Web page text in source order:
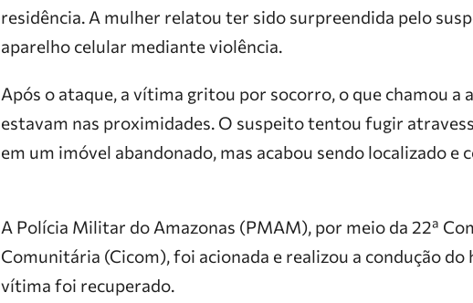
residência. A mulher relatou ter sido surpreendida pelo
aparelho celular mediante violência.
Após o ataque, a vítima gritou por socorro, o que chamou a
estavam nas proximidades. O suspeito tentou fugir
em um imóvel abandonado, mas acabou sendo localizado e
A Polícia Militar do Amazonas (PMAM), por meio da 22ª
Comunitária (Cicom), foi acionada e realizou a condução do
vítima foi recuperado.